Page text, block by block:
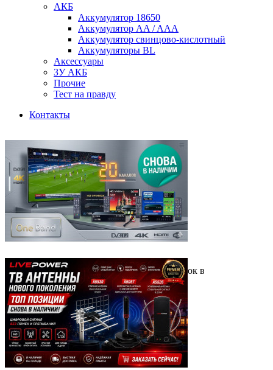
АКБ
Аккумулятор 18650
Аккумулятор AA / AAA
Аккумулятор свинцово-кислотный
Аккумуляторы BL
Аксессуары
ЗУ АКБ
Прочие
Тест на правду
Контакты
ХИТ ПРОДАЖ
Очередное поступление цифровых приставок в
металлическом корпусе
перейти